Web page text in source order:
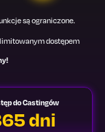
są ograniczone.
dostępem
do Castingów
dni